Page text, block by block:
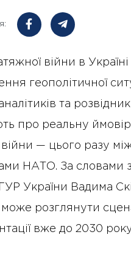
війни в Україні
геополітичної
та
про реальну
війни — цього разу
НАТО. За словами
України Вадима
розглянути
вже до 2030